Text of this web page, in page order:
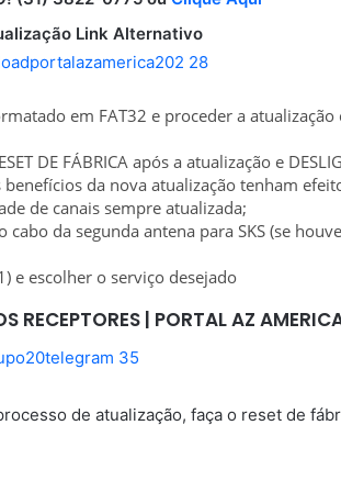
Link Alternativo
em FAT32 e proceder a atualização
DE FÁBRICA após a atualização e
benefícios da nova atualização tenham
de canais sempre atualizada;
da segunda antena para SKS (se
e escolher o serviço desejado
| PORTAL AZ
de atualização, faça o reset de